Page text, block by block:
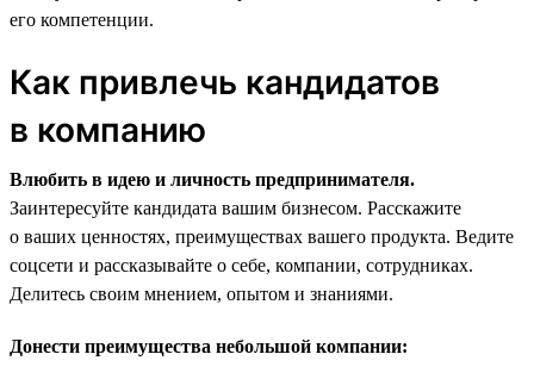
его компетенции.
Как привлечь кандидатов
в компанию
Влюбить в идею и личность предпринимателя.
Заинтересуйте кандидата вашим бизнесом. Расскажите
о ваших ценностях, преимуществах вашего продукта. Ведите
соцсети и рассказывайте о себе, компании, сотрудниках.
Делитесь своим мнением, опытом и знаниями.
Донести преимущества небольшой компании: